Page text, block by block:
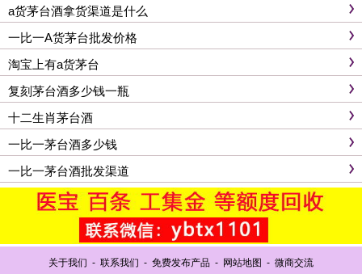
a货茅台酒拿货渠道是什么
一比一A货茅台批发价格
淘宝上有a货茅台
复刻茅台酒多少钱一瓶
十二生肖茅台酒
一比一茅台酒多少钱
一比一茅台酒批发渠道
关于我们 - 联系我们 - 免费发布产品 - 网站地图 - 微商交流